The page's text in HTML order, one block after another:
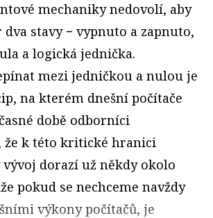
mechaniky nedovolí, aby
stavy − vypnuto a zapnuto,
a logická jednička.
mezi jedničkou a nulou je
na kterém dnešní počítače
době odborníci
že k této kritické hranici
dorazí už někdy okolo
pokud se nechceme navždy
výkony počítačů, je